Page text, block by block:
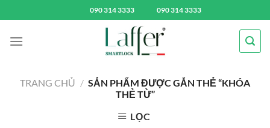
đến
nội
090 314 3333 090 314 3333
TRANG CHỦ / SẢN PHẨM ĐƯỢC GẮN THẺ “KHÓA
THẺ TỪ”
LỌC